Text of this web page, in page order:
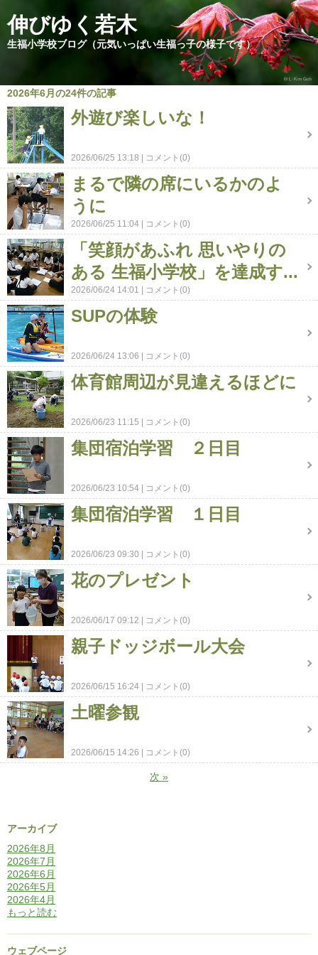
伸びゆく若木
生福小学校ブログ（元気いっぱい生福っ子の様子です）
2026年6月の24件の記事
外遊び楽しいな！
2026/06/25 13:18 コメント(0)
まるで隣の席にいるかのよ
うに
2026/06/25 11:04 コメント(0)
「笑顔があふれ 思いやりの
ある 生福小学校」を達成す...
2026/06/24 14:01 コメント(0)
SUPの体験
2026/06/24 13:06 コメント(0)
体育館周辺が見違えるほどに
2026/06/23 11:15 コメント(0)
集団宿泊学習 ２日目
2026/06/23 10:54 コメント(0)
集団宿泊学習 １日目
2026/06/23 09:30 コメント(0)
花のプレゼント
2026/06/17 09:12 コメント(0)
親子ドッジボール大会
2026/06/15 16:24 コメント(0)
土曜参観
2026/06/15 14:26 コメント(0)
次 »
アーカイブ
2026年8月
2026年7月
2026年6月
2026年5月
2026年4月
もっと読む
ウェブページ